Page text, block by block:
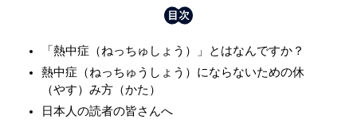
「熱中症（ねっちゅしょう）」とはなんですか？
熱中症（ねっちゅうしょう）にならないための休
（やす）み方（かた）
日本人の読者の皆さんへ